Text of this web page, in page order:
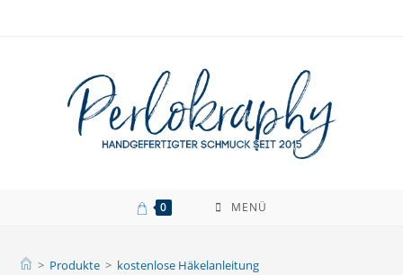
0 MENÜ
> Produkte > kostenlose Häkelanleitung